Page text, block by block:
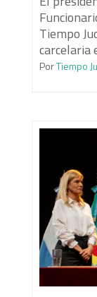
Tiempo
carcelaria
PorTiempo